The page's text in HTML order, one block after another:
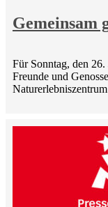
Gemeinsam
Für Sonntag, den
Freunde und